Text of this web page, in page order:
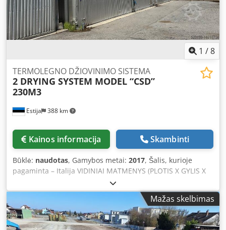
maitinama
1 /8
Estija 388 km
TERMOLEGNO DŽIOVINIMO SISTEMA
2 DRYING SYSTEM MODEL “CSD”
230M3
Kainos informacija Skambinti
Būklė: naudotas, Gamybos metai: 2017, Šalis, kurioje
pagaminta – Italija VIDINIAI MATMENYS (PLOTIS X GYLIS X
AUKŠTIS): 13 200 x 8 900 x 5 400 mm IŠORINIAI MATMENYS
(PLOTIS X GYLIS X AUKŠTIS): 14 060 x 9 500 x 6 900 mm
VENTILIATORIŲ VARIKLIAI: 5,5 kW, su reguliuojamu greičiu
VENTILIATORIŲ MAKSIMALI REIKALINGA ELEKTRINĖ GALIA:
55 kW Cjdpfx Apev Nkauevjrf
Mažas skelbimas